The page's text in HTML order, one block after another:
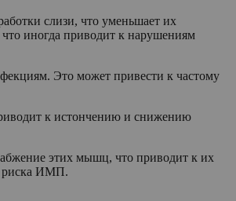
слизи, что уменьшает их
иногда приводит к нарушениям
Это может привести к частому
к истончению и снижению
этих мышц, что приводит к их
риска ИМП.